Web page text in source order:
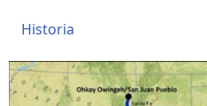
Historia